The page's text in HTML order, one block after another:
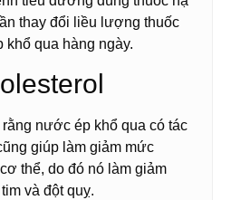
thay đổi liều lượng thuốc
qua hàng ngày.
nước ép khổ qua có tác
giúp làm giảm mức
thể, do đó nó làm giảm
và đột quỵ.